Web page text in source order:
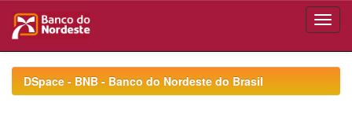
navigationDSpace - BNB - Banco do Nordeste do Brasil